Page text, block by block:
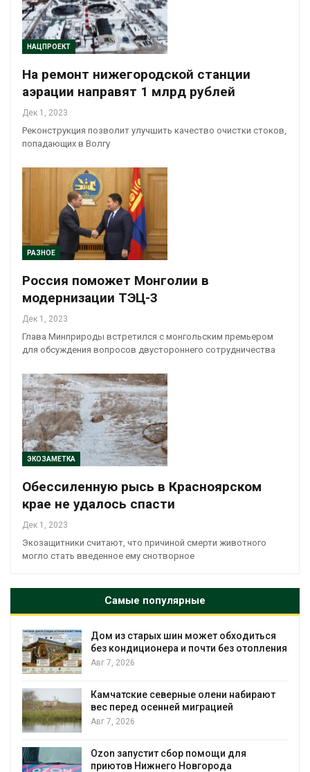
НАЦПРОЕКТ
На ремонт нижегородской станции
аэрации направят 1 млрд рублей
Дек 1, 2023
Реконструкция позволит улучшить качество очистки стоков,
попадающих в Волгу
РАЗНОЕ
Россия поможет Монголии в
модернизации ТЭЦ-3
Дек 1, 2023
Глава Минприроды встретился с монгольским премьером
для обсуждения вопросов двустороннего сотрудничества
ЭКОЗАМЕТКА
Обессиленную рысь в Красноярском
крае не удалось спасти
Дек 1, 2023
Экозащитники считают, что причиной смерти животного
могло стать введенное ему снотворное
Самые популярные
Дом из старых шин может обходиться
без кондиционера и почти без отопления
Авг 7, 2026
Камчатские северные олени набирают
вес перед осенней миграцией
Авг 7, 2026
Ozon запустит сбор помощи для
приютов Нижнего Новгорода